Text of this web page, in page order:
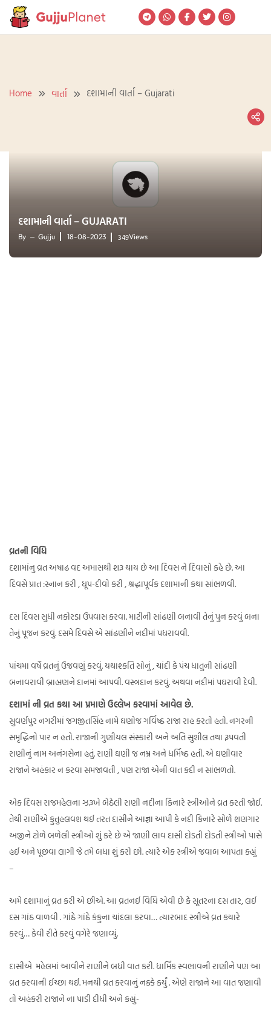
Skip
Home વાર્તા દશામાની વાર્તા – Gujarati
દશામાની વાર્તા – GUJARATI
By Gujju 18-08-2023 349Views
વ્રતની વિધિ
દશામાંનુ વ્રત અષાઢ વદ અમાસથી શરૂ થાય છે આ દિવસ ને દિવાસો કહે છે. આ
દિવસે પ્રાત :સ્નાન કરી , ધૂપ-દીવો કરી , શ્રદ્ધાપૂર્વક દશામાની કથા સાંભળવી.
દસ દિવસ સુધી નકોરડા ઉપવાસ કરવા. માટીની સાંઢણી બનાવી તેનું પુન કરવું બના
તેનું પૂજન કરવું. દસમે દિવસે એ સાંઢણીને નદીમાં પધરાવવી.
પાંચમા વર્ષે વ્રતનું ઉજવણું કરવું. યથાશ્કતિ સોનું , ચાંદી કે પંચ ધાતુની સાંઢણી
બનાવરાવી બ્રાહ્મણને દાનમાં આપવી. વસ્ત્રદાન કરવું. અથવા નદીમાં પઘરાવી દેવી.
દશામાં ની વ્રત કથા આ પ્રમાણે ઉલ્લેખ કરવામાં આવેલ છે.
સુવર્ણપુર નગરીમાં જગજીતસિંહ નામે ઘણોજ ગર્વિષ્ઠ રાજા રાહ કરતો હતો. નગરની
સમૃદ્ધિનો પાર ન હતો. રાજાની ગુણીયલ સંસ્કારી અને અતિ સુશીલ તથા રૂપવતી
રાણીનું નામ અનંગસેના હતું. રાણી ઘણી જ નમ્ર અને ધર્મિષ્ઠ હતી. એ ઘણીવાર
રાજાને અહંકાર ન કરવા સમજાવતી , પણ રાજા એની વાત કદી ન સાંભળતો.
એક દિવસ રાજમહેલના ઝરૂખે બેઠેલી રાણી નદીના કિનારે સ્ત્રીઓને વ્રત કરતી જોઈ.
તેથી રાણીએ કુતુહલવશ થઈ તરત દાસીને આજ્ઞા આપી કે નદી કિનારે સોળે શણગાર
અજીને ટોળે બળેલી સ્ત્રીઓ શું કરે છે એ જાણી લાવ દાસી દોડતી દોડતી સ્ત્રીઓ પાસે
હઈ અને પૂછવા લાગી જે તમે બધા શું કરો છો. ત્યારે એક સ્ત્રીએ જવાબ આપતા કહ્યું
–
અમે દશામાનું વ્રત કરી એ છીએ. આ વ્રતનઈ વિધિ એવી છે કે સૂતરના દસ તાર, લઈ
દસ ગાંઠ વાળવી . ગાંઠે ગાંઠે કંકુના ચાંદલા કરવા… ત્યારબાદ સ્ત્રીએ વ્રત ક્યારે
કરવું… કેવી રીતે કરવું વગેરે જણાવ્યું.
દાસીએ મહેલમાં આવીને રાણીને બધી વાત કરી. ધાર્મિક સ્વભાવની રાણીને પણ આ
વ્રત કરવાની ઈચ્છા થઈ. મનથી વ્રત કરવાનું નક્કે કર્યું . એણે રાજાને આ વાત જણાવી
તો અહંકરી રાજાને ના પાડી દીધી અને કહ્યું-